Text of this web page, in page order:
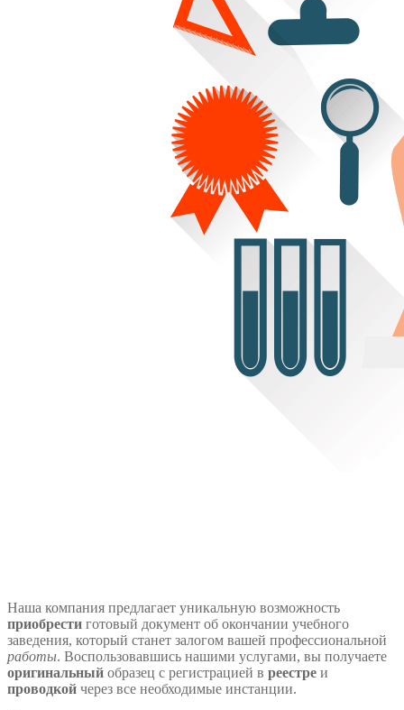
Наша компания предлагает уникальную возможность
приобрести готовый документ об окончании учебного
заведения, который станет залогом вашей профессиональной
работы. Воспользовавшись нашими услугами, вы получаете
оригинальный образец с регистрацией в реестре и
проводкой через все необходимые инстанции.